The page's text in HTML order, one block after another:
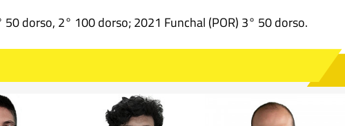
50 dorso, 2° 100 dorso; 2021 Funchal (POR) 3° 50 dorso.